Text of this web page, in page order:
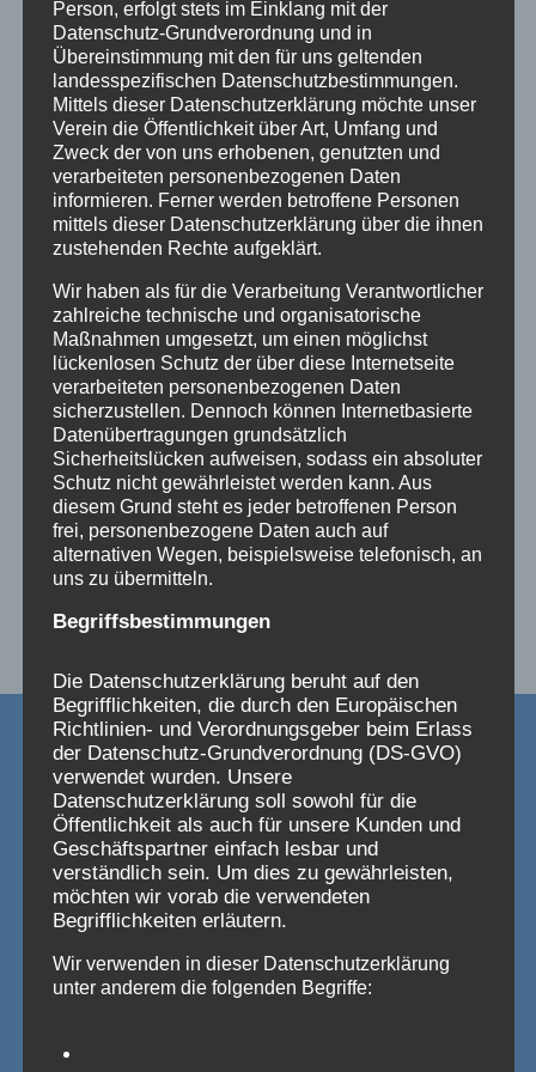
Ähnliche Beiträge
Tom Schwarz erhält den Laureatus
Von Sophia Weigand 2. Februar 2020
Ein Kommentar
elke weber sagt:
29. Oktober 2016 um 19:14 Uhr
Na wer weiss was ihr vor habt
Person, erfolgt stets im Einklang mit der
Datenschutz-Grundverordnung und in
Übereinstimmung mit den für uns geltenden
landesspezifischen Datenschutzbestimmungen.
Mittels dieser Datenschutzerklärung möchte unser
Verein die Öffentlichkeit über Art, Umfang und
Zweck der von uns erhobenen, genutzten und
verarbeiteten personenbezogenen Daten
informieren. Ferner werden betroffene Personen
mittels dieser Datenschutzerklärung über die ihnen
zustehenden Rechte aufgeklärt.
Wir haben als für die Verarbeitung Verantwortlicher
zahlreiche technische und organisatorische
Maßnahmen umgesetzt, um einen möglichst
lückenlosen Schutz der über diese Internetseite
verarbeiteten personenbezogenen Daten
sicherzustellen. Dennoch können Internetbasierte
Datenübertragungen grundsätzlich
Sicherheitslücken aufweisen, sodass ein absoluter
Schutz nicht gewährleistet werden kann. Aus
diesem Grund steht es jeder betroffenen Person
frei, personenbezogene Daten auch auf
alternativen Wegen, beispielsweise telefonisch, an
uns zu übermitteln.
Begriffsbestimmungen
Die Datenschutzerklärung beruht auf den
Begrifflichkeiten, die durch den Europäischen
Richtlinien- und Verordnungsgeber beim Erlass
der Datenschutz-Grundverordnung (DS-GVO)
verwendet wurden. Unsere
Datenschutzerklärung soll sowohl für die
Öffentlichkeit als auch für unsere Kunden und
Geschäftspartner einfach lesbar und
verständlich sein. Um dies zu gewährleisten,
möchten wir vorab die verwendeten
Begrifflichkeiten erläutern.
Wir verwenden in dieser Datenschutzerklärung
unter anderem die folgenden Begriffe: